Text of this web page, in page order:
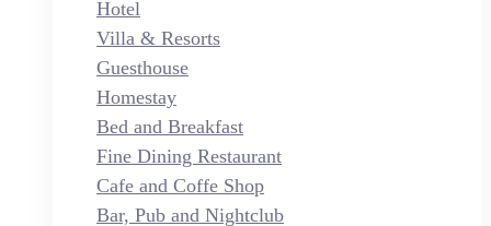
Hotel
Villa & Resorts
Guesthouse
Homestay
Bed and Breakfast
Fine Dining Restaurant
Cafe and Coffe Shop
Bar, Pub and Nightclub